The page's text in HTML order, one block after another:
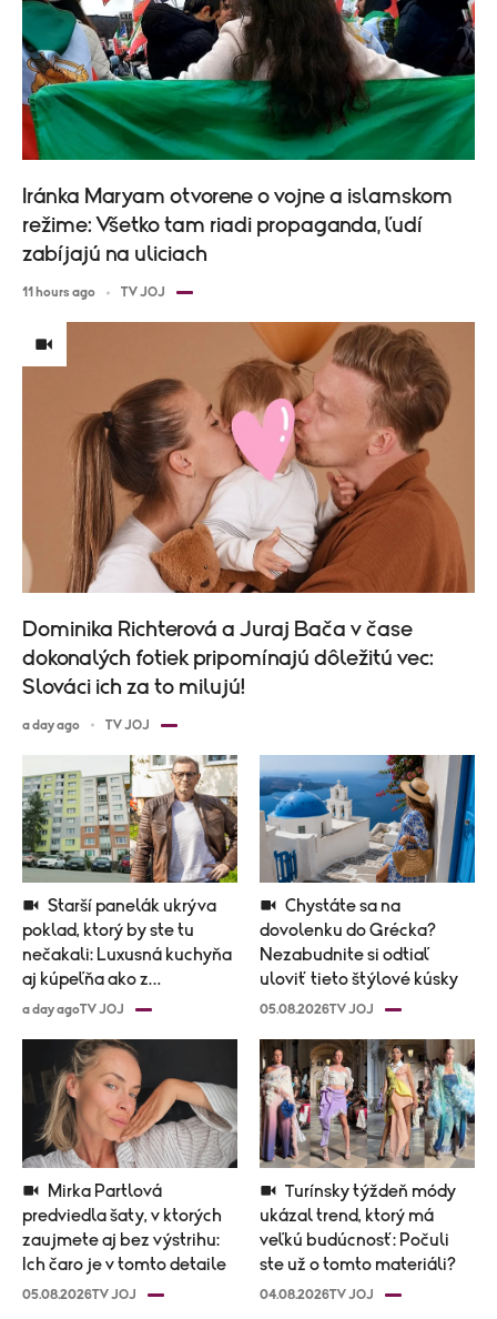
Iránka Maryam otvorene o vojne a islamskom
režime: Všetko tam riadi propaganda, ľudí
zabíjajú na uliciach
11 hours ago TV JOJ
Dominika Richterová a Juraj Bača v čase
dokonalých fotiek pripomínajú dôležitú vec:
Slováci ich za to milujú!
a day ago TV JOJ
poklad, ktorý by ste tu
nečakali: Luxusná kuchyňa
aj kúpeľňa ako z
novostavby!
a day agoTV JOJ
dovolenku do Grécka?
Nezabudnite si odtiaľ
uloviť tieto štýlové kúsky
05.08.2026TV JOJ
predviedla šaty, v ktorých
zaujmete aj bez výstrihu:
Ich čaro je v tomto detaile
05.08.2026TV JOJ
ukázal trend, ktorý má
veľkú budúcnosť: Počuli
ste už o tomto materiáli?
04.08.2026TV JOJ